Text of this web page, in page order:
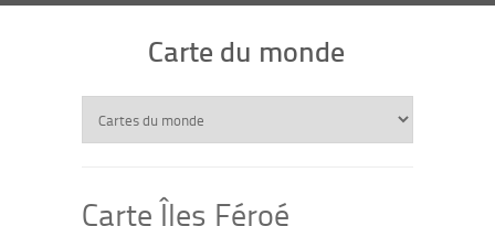
Carte du monde
Carte Îles Féroé